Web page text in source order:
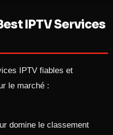
IPTV Services
IPTV fiables et
le marché :
domine le classement